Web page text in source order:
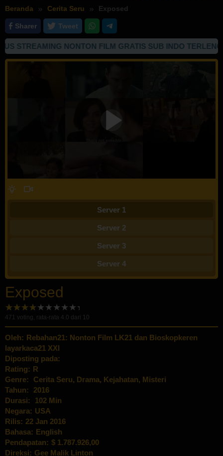
Beranda Cerita Seru Exposed
Sharer Tweet
NONTON FILM GRATIS SUB INDO
Server 1
Server 2
Server 3
Server 4
Exposed
471 voting, rata-rata 4.0 dari 10
Oleh: Rebahan21: Nonton Film LK21 dan Bioskopkeren
layarkaca21 XXI
Diposting pada:
Rating: R
Genre:
Cerita Seru, Drama, Kejahatan, Misteri
Tahun:
2016
Durasi:
102 Min
Negara: USA
Rilis: 22 Jan 2016
Bahasa: English
Pendapatan: $ 1.787.926,00
Direksi: Gee Malik Linton